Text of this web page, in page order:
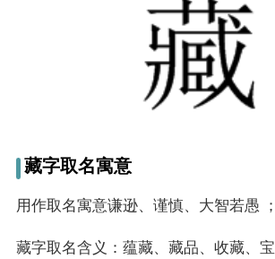
名
藏字取名寓意
用作取名寓意谦逊、谨慎、大智若愚 ；
藏字取名含义：蕴藏、藏品、收藏、